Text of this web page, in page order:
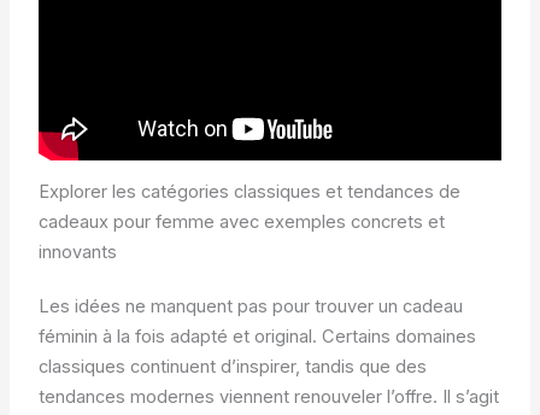
Explorer les catégories classiques et tendances de
cadeaux pour femme avec exemples concrets et
innovants
Les idées ne manquent pas pour trouver un cadeau
féminin à la fois adapté et original. Certains domaines
classiques continuent d’inspirer, tandis que des
tendances modernes viennent renouveler l’offre. Il s’agit